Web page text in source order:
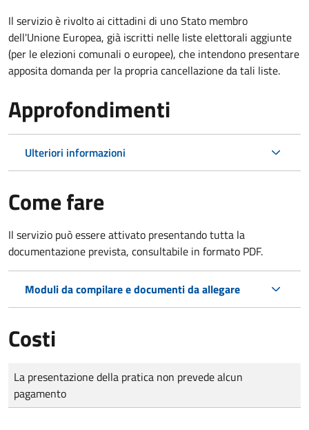
Il servizio è rivolto ai cittadini di uno Stato membro
dell'Unione Europea, già iscritti nelle liste elettorali aggiunte
(per le elezioni comunali o europee), che intendono presentare
apposita domanda per la propria cancellazione da tali liste.
Approfondimenti
Ulteriori informazioni
Come fare
Il servizio può essere attivato presentando tutta la
documentazione prevista, consultabile in formato PDF.
Moduli da compilare e documenti da allegare
Costi
Tipo di pagamento
Importo
La presentazione della pratica non prevede alcun
pagamento